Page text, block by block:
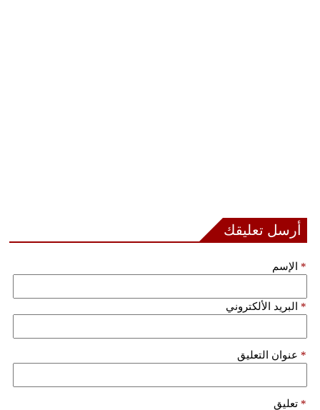
أرسل تعليقك
الإسم *
البريد الألكتروني *
عنوان التعليق *
تعليق *